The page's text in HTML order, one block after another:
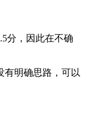
分，因此在不确
有明确思路，可以